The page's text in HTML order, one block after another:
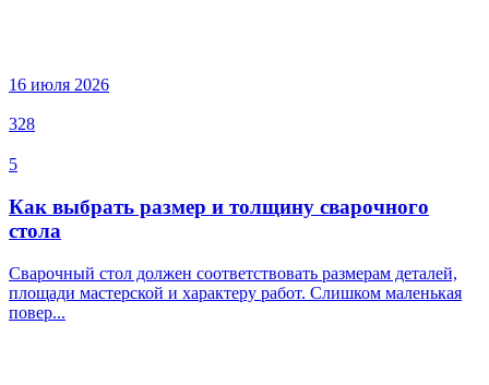
16 июля 2026
328
5
Как выбрать размер и толщину сварочного
стола
Сварочный стол должен соответствовать размерам деталей,
площади мастерской и характеру работ. Слишком маленькая
повер...